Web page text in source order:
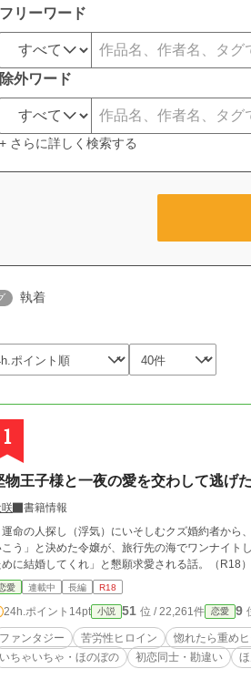
フリーワード
除外ワード
+ さらに詳しく検索する
執着
1
物王子様と一夜の愛を交わして逃げ
書籍情報
命の人探し（浮気）にいそしむクズ婚約者から
う」と決めた令嬢が、旅行先の海でワンナイト
愛 連載中 長編 R18
24h.ポイント 14pt 小説 51 位 / 22,261件 恋愛 9
ファンタジー 苦労性ヒロイン 惚れたら重め
いちゃいちゃ・ほのぼの
初恋同士・勘違い